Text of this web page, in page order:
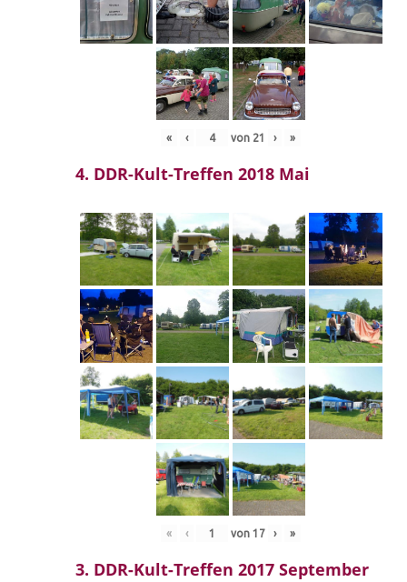
« ‹ von 21 › »
4. DDR-Kult-Treffen 2018 Mai
« ‹ von 17 › »
3. DDR-Kult-Treffen 2017 September